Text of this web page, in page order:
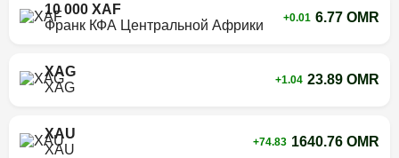
10 000 XAF
Франк КФА Центральной Африки
+0.01 6.77 OMR
XAG
XAG
+1.04 23.89 OMR
XAU
XAU
+74.83 1640.76 OMR